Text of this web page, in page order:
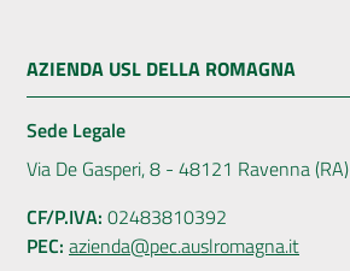
AZIENDA USL DELLA ROMAGNA
Sede Legale
Via De Gasperi, 8 - 48121 Ravenna (RA)
CF/P.IVA: 02483810392
PEC: azienda@pec.auslromagna.it